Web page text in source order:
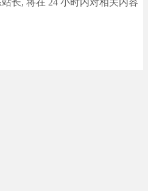
长, 将在 24 小时内对相关内容